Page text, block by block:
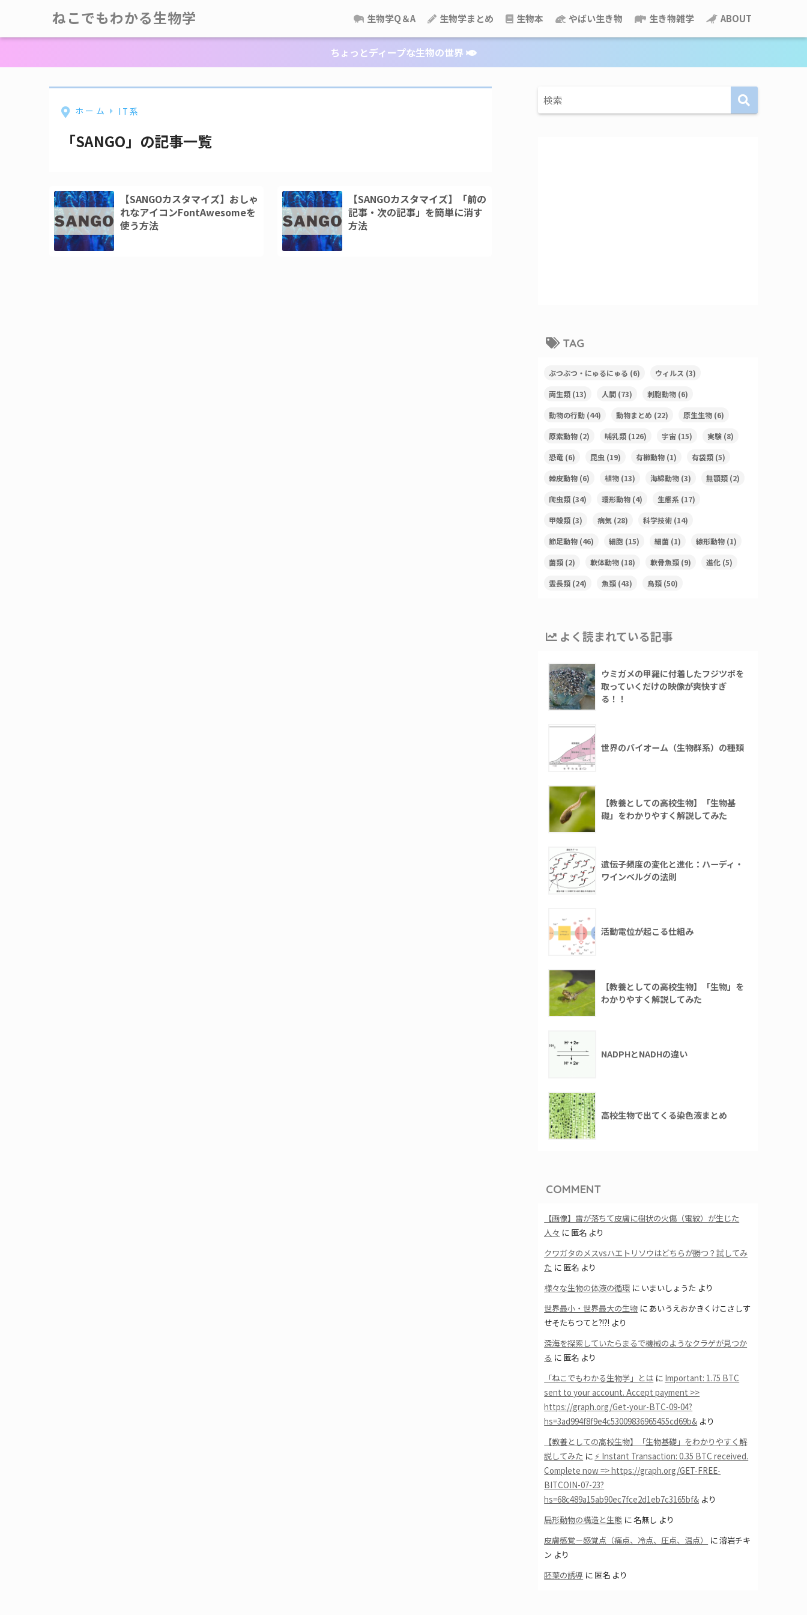
ねこでもわかる生物学 生物学Q＆A 生物学まとめ 生物本 やばい生き物 生き物雑学 ABOUT
ちょっとディープな生物の世界
ホーム IT系
「SANGO」の記事一覧
【SANGOカスタマイズ】おしゃ
れなアイコンFontAwesomeを
使う方法
【SANGOカスタマイズ】「前の
記事・次の記事」を簡単に消す
方法
TAG
ぶつぶつ・にゅるにゅる (6) ウィルス (3)
両生類 (13) 人間 (73) 刺胞動物 (6)
動物の行動 (44) 動物まとめ (22) 原生生物 (6)
原索動物 (2) 哺乳類 (126) 宇宙 (15) 実験 (8)
恐竜 (6) 昆虫 (19) 有櫛動物 (1) 有袋類 (5)
棘皮動物 (6) 植物 (13) 海綿動物 (3) 無顎類 (2)
爬虫類 (34) 環形動物 (4) 生態系 (17)
甲殻類 (3) 病気 (28) 科学技術 (14)
節足動物 (46) 細胞 (15) 細菌 (1) 線形動物 (1)
菌類 (2) 軟体動物 (18) 軟骨魚類 (9) 進化 (5)
霊長類 (24) 魚類 (43) 鳥類 (50)
よく読まれている記事
ウミガメの甲羅に付着したフジツボを
取っていくだけの映像が爽快すぎ
る！！
世界のバイオーム（生物群系）の種類
【教養としての高校生物】「生物基
礎」をわかりやすく解説してみた
遺伝子頻度の変化と進化：ハーディ・
ワインベルグの法則
活動電位が起こる仕組み
【教養としての高校生物】「生物」を
わかりやすく解説してみた
NADPHとNADHの違い
高校生物で出てくる染色液まとめ
COMMENT
【画像】雷が落ちて皮膚に樹状の火傷（電紋）が生じた
人々 に 匿名 より
クワガタのメスvsハエトリソウはどちらが勝つ？試してみ
た に 匿名 より
様々な生物の体液の循環 に いまいしょうた より
世界最小・世界最大の生物 に あいうえおかきくけこさしす
せそたちつてと?!?! より
深海を探索していたらまるで機械のようなクラゲが見つか
る に 匿名 より
「ねこでもわかる生物学」とは に Important: 1.75 BTC
sent to your account. Accept payment >>
https://graph.org/Get-your-BTC-09-04?
hs=3ad994f8f9e4c53009836965455cd69b& より
【教養としての高校生物】「生物基礎」をわかりやすく解
説してみた に ⚡ Instant Transaction: 0.35 BTC received.
Complete now => https://graph.org/GET-FREE-
BITCOIN-07-23?
hs=68c489a15ab90ec7fce2d1eb7c3165bf& より
扁形動物の構造と生態 に名無し より
皮膚感覚－感覚点（痛点、冷点、圧点、温点）
に溶岩チキ
ン より
胚葉の誘導 に 匿名 より